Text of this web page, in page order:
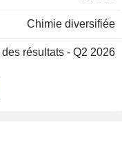
Royaume-Uni
Chimie diversifiée
résultats - Q2 2026